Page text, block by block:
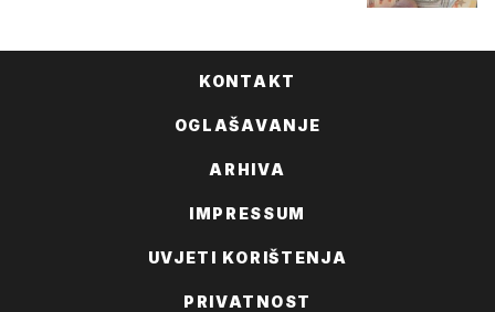
KONTAKT
OGLAŠAVANJE
ARHIVA
IMPRESSUM
UVJETI KORIŠTENJA
PRIVATNOST